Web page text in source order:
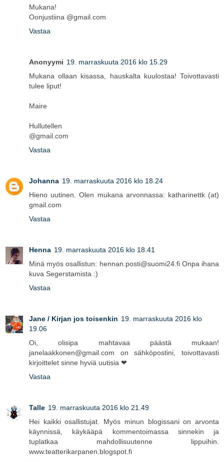
Mukana!
Oonjustiina @gmail.com
Vastaa
Anonyymi 19. marraskuuta 2016 klo 15.29
Mukana ollaan kisassa, hauskalta kuulostaa! Toivottavasti
tulee liput!
Maire
Hullutellen
@gmail.com
Vastaa
Johanna 19. marraskuuta 2016 klo 18.24
Hieno uutinen. Olen mukana arvonnassa: katharinettk (at)
gmail.com
Vastaa
Henna 19. marraskuuta 2016 klo 18.41
Minä myös osallistun: hennan.posti@suomi24.fi Onpa ihana
kuva Segerstamista :)
Vastaa
Jane / Kirjan jos toisenkin 19. marraskuuta 2016 klo
19.06
Oi, olisipa mahtavaa päästä mukaan!
janelaakkonen@gmail.com on sähköpostini, toivottavasti
kirjoittelet sinne hyviä uutisia ❤
Vastaa
Talle 19. marraskuuta 2016 klo 21.49
Hei kaikki osallistujat. Myös minun blogissani on arvonta
käynnissä, käykääpä kommentoimassa sinnekin ja
tuplatkaa mahdollisuutenne lippuihin.
www.teatterikarpanen.blogspot.fi